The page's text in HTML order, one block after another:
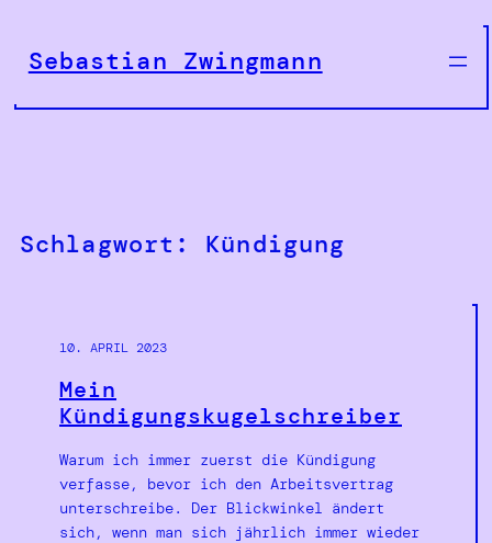
springen
Sebastian Zwingmann
Schlagwort: Kündigung
10. APRIL 2023
Mein
Kündigungskugelschreiber
Warum ich immer zuerst die Kündigung
verfasse, bevor ich den Arbeitsvertrag
unterschreibe. Der Blickwinkel ändert
sich, wenn man sich jährlich immer wieder